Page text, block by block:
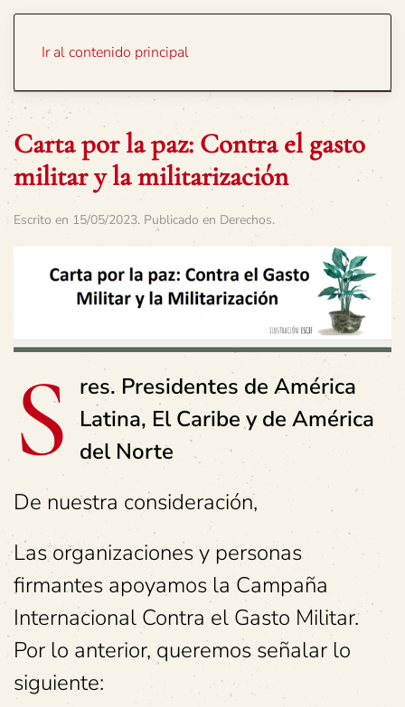
Ir al contenido principal
Carta por la paz: Contra el gasto
militar y la militarización
Escrito en 15/05/2023. Publicado en Derechos.
S res. Presidentes de América
Latina, El Caribe y de América
del Norte
De nuestra consideración,
Las organizaciones y personas
firmantes apoyamos la Campaña
Internacional Contra el Gasto Militar.
Por lo anterior, queremos señalar lo
siguiente: